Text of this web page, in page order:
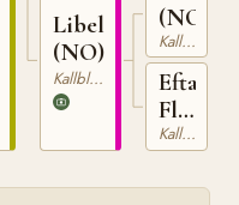
Libella
(NO)
Kallblodig Travare
(NO)
Kallblodig Travare
Eftang
Flinka
(NO)
Kallblodig Travare